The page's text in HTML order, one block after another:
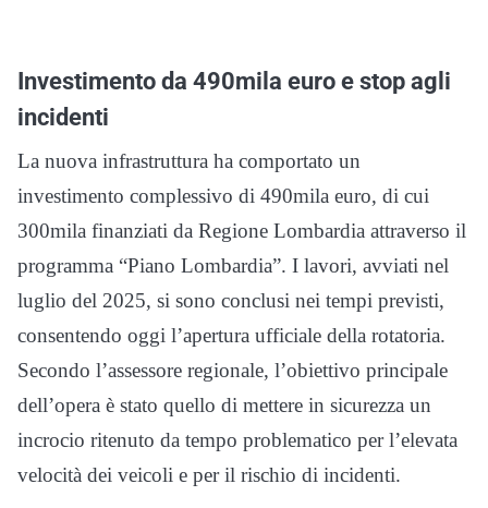
Investimento da 490mila euro e stop agli
incidenti
La nuova infrastruttura ha comportato un
investimento complessivo di 490mila euro, di cui
300mila finanziati da Regione Lombardia attraverso il
programma “Piano Lombardia”. I lavori, avviati nel
luglio del 2025, si sono conclusi nei tempi previsti,
consentendo oggi l’apertura ufficiale della rotatoria.
Secondo l’assessore regionale, l’obiettivo principale
dell’opera è stato quello di mettere in sicurezza un
incrocio ritenuto da tempo problematico per l’elevata
velocità dei veicoli e per il rischio di incidenti.